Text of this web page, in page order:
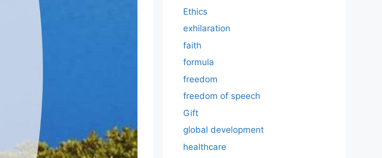
Ethics
exhilaration
faith
formula
freedom
freedom of speech
Gift
global development
healthcare